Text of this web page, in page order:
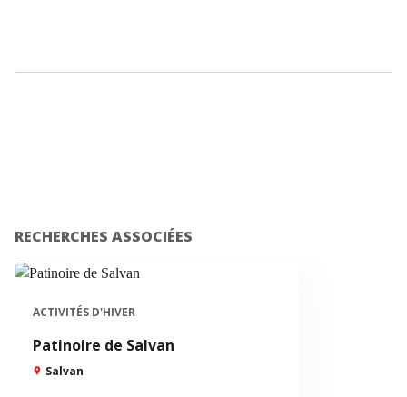
RECHERCHES ASSOCIÉES
ACTIVITÉS D'HIVER
Patinoire de Salvan
Salvan